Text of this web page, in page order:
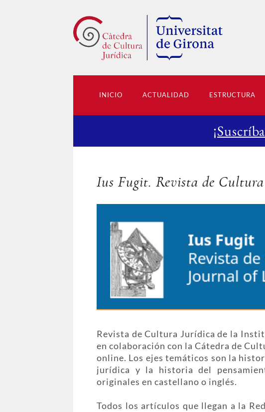
INICIO ACTUALIDAD ESTRUCTURA
Ius Fugit. Revista de
Revista de Cultura Jurídica de la
en colaboración con la Cátedra de
online. Los ejes temáticos son la
jurídica y la historia del
originales en castellano o inglés.
Todos los artículos que llegan a la